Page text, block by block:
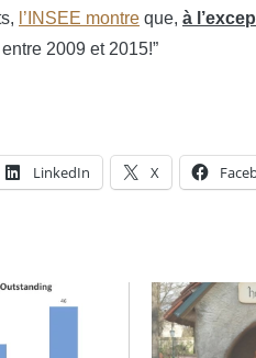
l’INSEE montre que, à
2009 et 2015!”
LinkedIn X